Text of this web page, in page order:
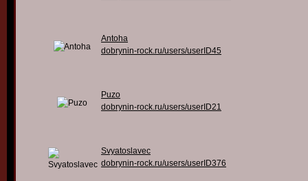
Antoha
dobrynin-rock.ru/users/userID45
Puzo
dobrynin-rock.ru/users/userID21
Svyatoslavec
dobrynin-rock.ru/users/userID376